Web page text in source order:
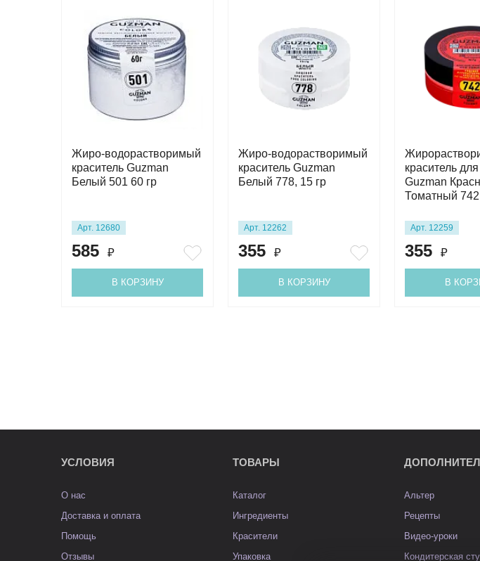
Жиро-водорастворимый
краситель Guzman
Белый 501 60 гр
Арт. 12680
585 ₽
В КОРЗИНУ
Жиро-водорастворимый
краситель Guzman
Белый 778, 15 гр
Арт. 12262
355 ₽
В КОРЗИНУ
краситель
Guzman
Томатный
Арт. 12259
355 ₽
В
УСЛОВИЯ
О нас
Доставка и оплата
Помощь
Отзывы
ТОВАРЫ
Каталог
Ингредиенты
Красители
Упаковка
Альтер
Рецепты
Видео-уроки
Кондитерская